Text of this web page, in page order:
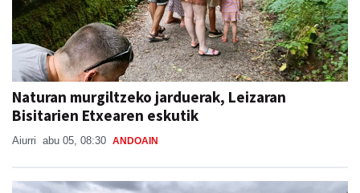
Naturan murgiltzeko jarduerak, Leizaran
Bisitarien Etxearen eskutik
Aiurri abu 05, 08:30 ANDOAIN